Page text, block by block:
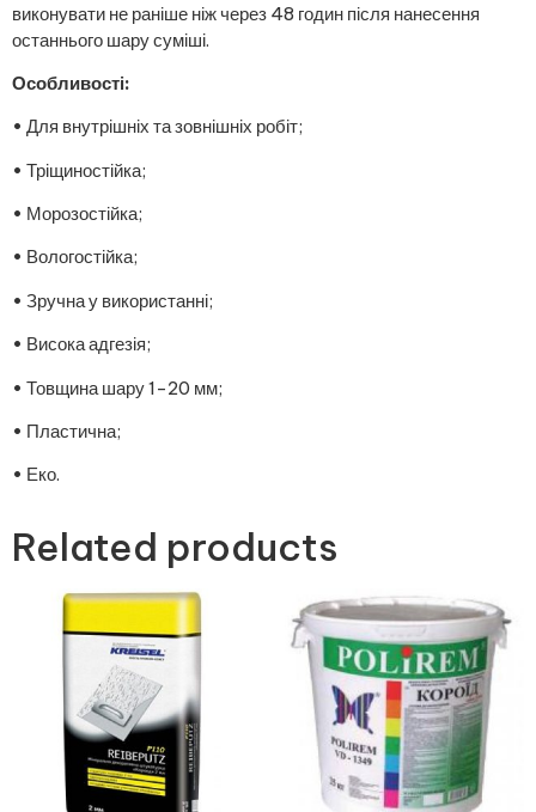
виконувати не раніше ніж через 48 годин після нанесення
останнього шару суміші.
Особливості:
• Для внутрішніх та зовнішніх робіт;
• Тріщиностійка;
• Морозостійка;
• Вологостійка;
• Зручна у використанні;
• Висока адгезія;
• Товщина шару 1-20 мм;
• Пластична;
• Еко.
Related products